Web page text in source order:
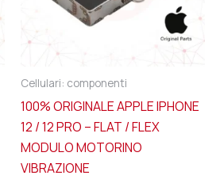
Cellulari: componenti
100% ORIGINALE APPLE IPHONE
12 / 12 PRO – FLAT / FLEX
MODULO MOTORINO
VIBRAZIONE